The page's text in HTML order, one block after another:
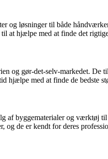
og løsninger til både
at hjælpe med at finde det
og gør-det-selv-markedet.
hjælpe med at finde de bedste
byggematerialer og værktøj
de er kendt for deres